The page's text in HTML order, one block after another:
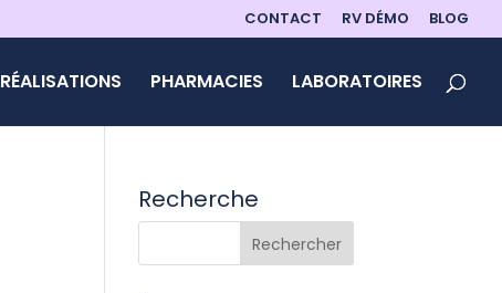
CONTACT RV DÉMO BLOG
RÉALISATIONS PHARMACIES LABORATOIRES
Recherche